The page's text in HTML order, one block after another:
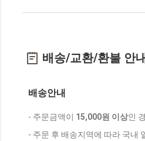
배송/교환/환불 안
배송안내
- 주문금액이 15,000원 이상인
- 주문 후 배송지역에 따라 국내